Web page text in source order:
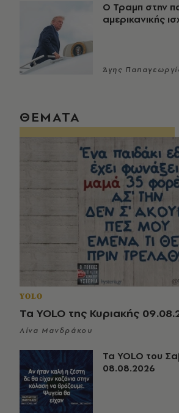
Ο Τραμπ στην
αμερικανικής
Άγης
ΘΕΜΑΤΑ
YOLO
Τα YOLO της Κυριακής
Λίνα Μανδράκου
Τα YOLO του
08.08.2026